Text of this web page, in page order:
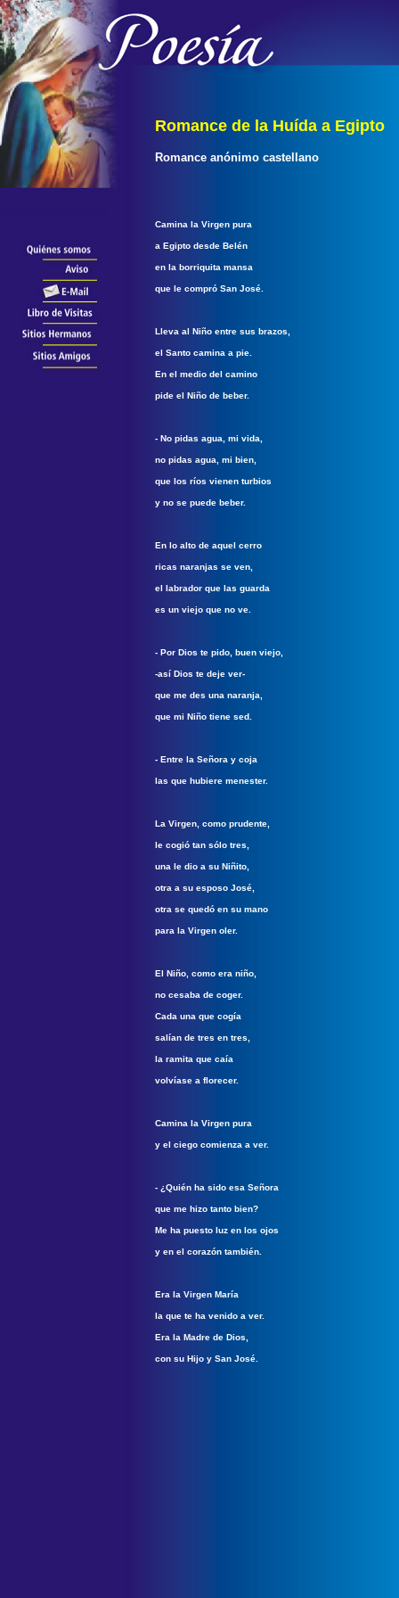
Romance de la Huída a Egipto
Romance anónimo castellano
Camina la Virgen pura
a Egipto desde Belén
en la borriquita mansa
que le compró San José.
Lleva al Niño entre sus brazos,
el Santo camina a pie.
En el medio del camino
pide el Niño de beber.
- No pidas agua, mi vida,
no pidas agua, mi bien,
que los ríos vienen turbios
y no se puede beber.
En lo alto de aquel cerro
ricas naranjas se ven,
el labrador que las guarda
es un viejo que no ve.
- Por Dios te pido, buen viejo,
-así Dios te deje ver-
que me des una naranja,
que mi Niño tiene sed.
- Entre la Señora y coja
las que hubiere menester.
La Virgen, como prudente,
le cogió tan sólo tres,
una le dio a su Niñito,
otra a su esposo José,
otra se quedó en su mano
para la Virgen oler.
El Niño, como era niño,
no cesaba de coger.
Cada una que cogía
salían de tres en tres,
la ramita que caía
volvíase a florecer.
Camina la Virgen pura
y el ciego comienza a ver.
- ¿Quién ha sido esa Señora
que me hizo tanto bien?
Me ha puesto luz en los ojos
y en el corazón también.
Era la Virgen María
la que te ha venido a ver.
Era la Madre de Dios,
con su Hijo y San José.